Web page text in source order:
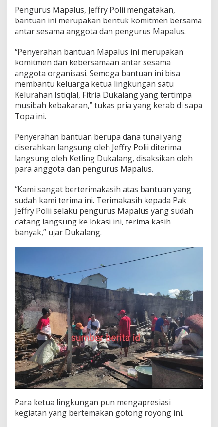
a
n
d
i
s
t
i
q
l
a
l
Pengurus Mapalus, Jeffry Polii mengatakan,
bantuan ini merupakan bentuk komitmen bersama
antar sesama anggota dan pengurus Mapalus.
“Penyerahan bantuan Mapalus ini merupakan
komitmen dan kebersamaan antar sesama
anggota organisasi. Semoga bantuan ini bisa
membantu keluarga ketua lingkungan satu
Kelurahan Istiqlal, Fitria Dukalang yang tertimpa
musibah kebakaran,” tukas pria yang kerab di sapa
Topa ini.
Penyerahan bantuan berupa dana tunai yang
diserahkan langsung oleh Jeffry Polii diterima
langsung oleh Ketling Dukalang, disaksikan oleh
para anggota dan pengurus Mapalus.
“Kami sangat berterimakasih atas bantuan yang
sudah kami terima ini. Terimakasih kepada Pak
Jeffry Polii selaku pengurus Mapalus yang sudah
datang langsung ke lokasi ini, terima kasih
banyak,” ujar Dukalang.
Para ketua lingkungan pun mengapresiasi
kegiatan yang bertemakan gotong royong ini.